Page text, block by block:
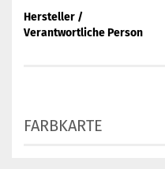
Hersteller /
Verantwortliche Person
FARBKARTE